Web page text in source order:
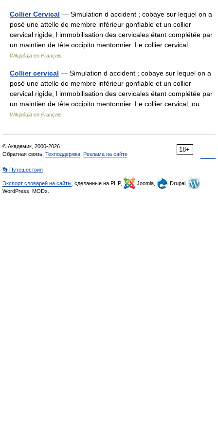
Collier Cervical — Simulation d accident ; cobaye sur lequel on a
posé une attelle de membre inférieur gonflable et un collier
cervical rigide, l immobilisation des cervicales étant complétée par
un maintien de tête occipito mentonnier. Le collier cervical,… …
Wikipédia en Français
Collier cervical — Simulation d accident ; cobaye sur lequel on a
posé une attelle de membre inférieur gonflable et un collier
cervical rigide, l immobilisation des cervicales étant complétée par
un maintien de tête occipito mentonnier. Le collier cervical, ou …
Wikipédia en Français
18+
© Академик, 2000-2026
Обратная связь: Техподдержка Реклама на сайте
👣 Путешествия
Экспорт словарей на сайты , сделанные на PHP, Joomla,
Drupal,
WordPress, MODx.